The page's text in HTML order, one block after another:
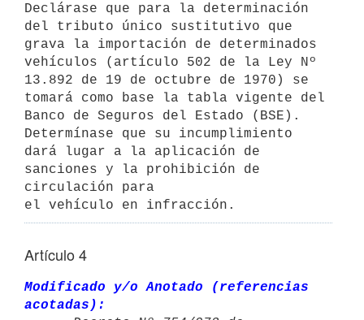
Declárase que para la determinación
del tributo único sustitutivo que
grava la importación de determinados
vehículos (artículo 502 de la Ley Nº
13.892 de 19 de octubre de 1970) se
tomará como base la tabla vigente del
Banco de Seguros del Estado (BSE).
Determínase que su incumplimiento
dará lugar a la aplicación de
sanciones y la prohibición de
circulación para
el vehículo en infracción.
Artículo 4
Modificado y/o Anotado (referencias
acotadas):